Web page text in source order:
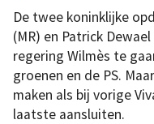
De twee koninklijke
(MR) en Patrick
regering Wilmès te
groenen en de PS.
maken als bij vorige
laatste aansluiten.